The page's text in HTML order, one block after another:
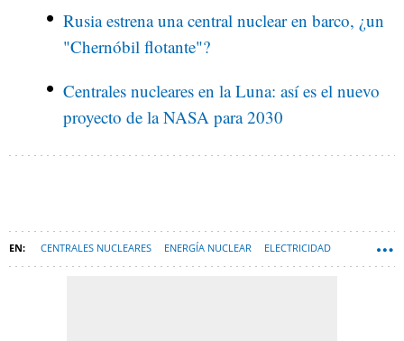
Rusia estrena una central nuclear en barco, ¿un
"Chernóbil flotante"?
Centrales nucleares en la Luna: así es el nuevo
proyecto de la NASA para 2030
CENTRALES NUCLEARES ENERGÍA NUCLEAR ELECTRICIDAD